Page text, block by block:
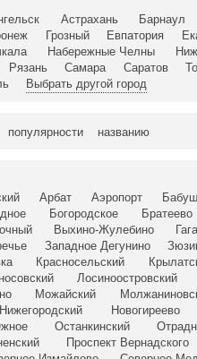
Астрахань Барнаул
Грозный Евпатория
Набережные Челны
Рязань Самара Саратов
Выбрать другой город
популярности названию
Арбат Аэропорт
Богородское Братеево
Выхино-Жулебино
Западное Дегунино
Красносельский
Лосиноостровский
Можайский
Нижегородский Новогиреево
Останкинский
Проспект Вернадского